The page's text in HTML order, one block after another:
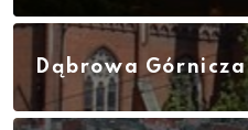
Dąbrowa Górnicza